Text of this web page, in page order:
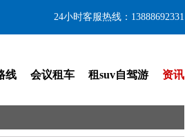
24小时客服热线：13888692331
线 会议租车 租suv自驾游 资讯